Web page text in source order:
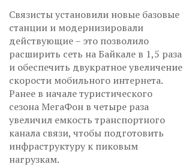
Связисты установили новые базовые
станции и модернизировали
действующие – это позволило
расширить сеть на Байкале в 1,5 раза
и обеспечить двукратное увеличение
скорости мобильного интернета.
Ранее в начале туристического
сезона МегаФон в четыре раза
увеличил емкость транспортного
канала связи, чтобы подготовить
инфраструктуру к пиковым
нагрузкам.